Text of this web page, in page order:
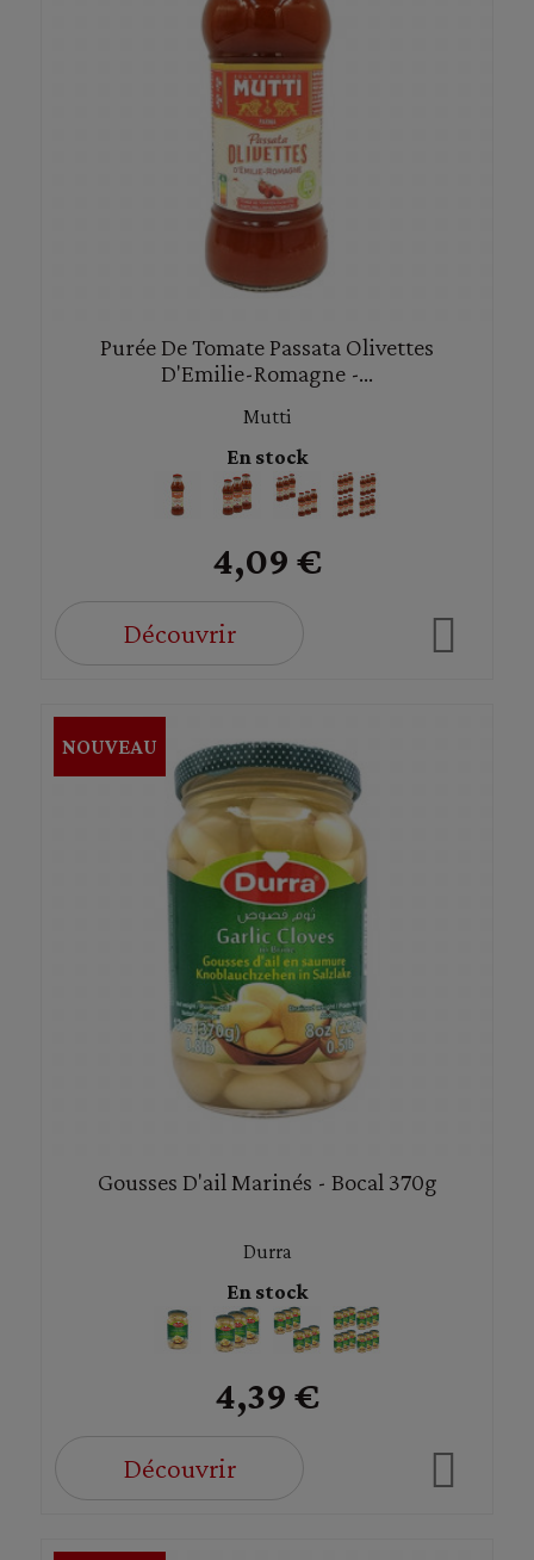
Purée De Tomate Passata Olivettes
D'Emilie-Romagne -...
Mutti
En stock
4,09 €
Découvrir
Gousses D'ail Marinés - Bocal 370g
Durra
En stock
4,39 €
Découvrir
NOUVEAU